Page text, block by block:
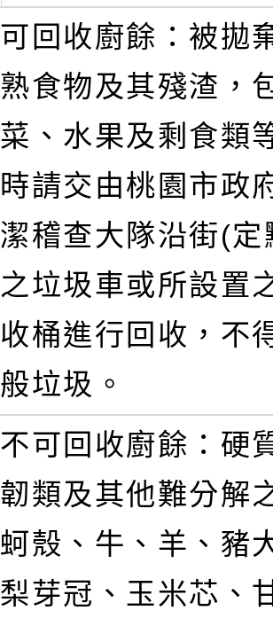
可回收廚餘：被拋
熟食物及其殘渣，
菜、水果及剩食類
時請交由桃園市政
潔稽查大隊沿街(
之垃圾車或所設置
收桶進行回收，不
般垃圾。
不可回收廚餘：硬
韌類及其他難分解
蚵殼、牛、羊、豬
梨芽冠、玉米芯、